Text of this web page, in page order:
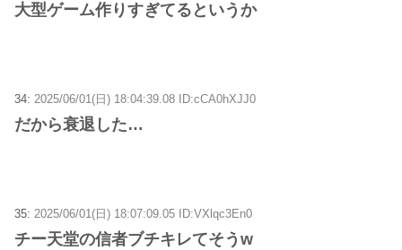
大型ゲーム作りすぎてるというか
34: 2025/06/01(日) 18:04:39.08 ID:cCA0hXJJ0
だから衰退した…
35: 2025/06/01(日) 18:07:09.05 ID:VXlqc3En0
チー天堂の信者ブチキレてそうw